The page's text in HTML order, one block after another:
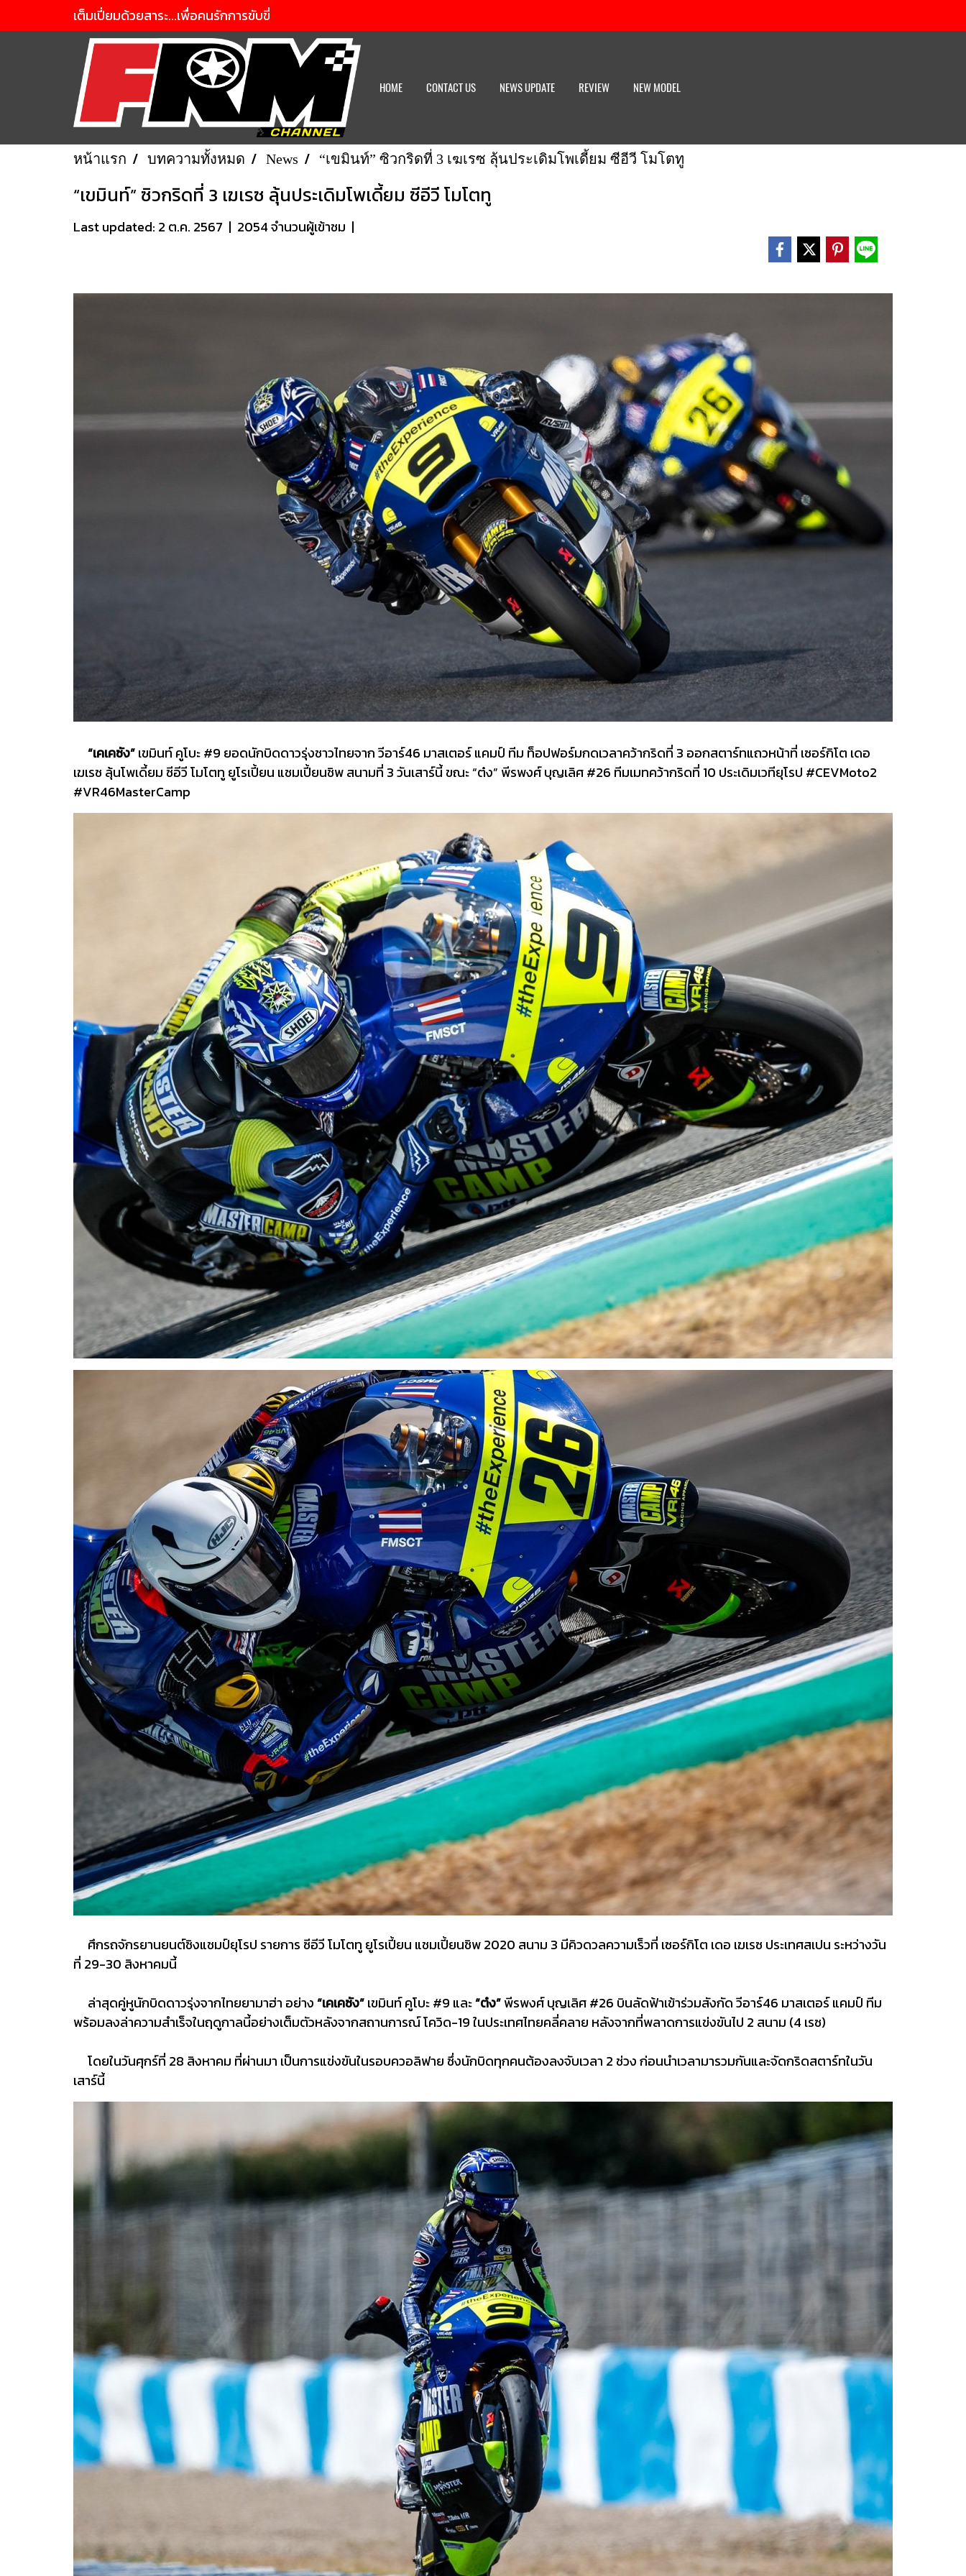
เต็มเปี่ยมด้วยสาระ...เพื่อคนรักการขับขี่
HOME CONTACT US NEWS UPDATE REVIEW NEW MODEL
หน้าแรก บทความทั้งหมด News “เขมินท์” ซิวกริดที่ 3 เฆเรซ ลุ้นประเดิมโพเดี้ยม ซีอีวี โมโตทู
“เขมินท์” ซิวกริดที่ 3 เฆเรซ ลุ้นประเดิมโพเดี้ยม ซีอีวี โมโตทู
Last updated: 2 ต.ค. 2567 | 2054 จำนวนผู้เข้าชม |
“เคเคซัง”เขมินท์ คูโบะ #9 ยอดนักบิดดาวรุ่งชาวไทยจาก วีอาร์46 มาสเตอร์ แคมป์ ทีม ท็อปฟอร์มกดเวลาคว้ากริดที่ 3 ออกสตาร์ทแถวหน้าที่ เซอร์กิโต เดอ
เฆเรซ ลุ้นโพเดี้ยม ซีอีวี โมโตทู ยูโรเปี้ยน แชมเปี้ยนชิพ สนามที่ 3 วันเสาร์นี้ ขณะ “ต๋ง” พีรพงศ์ บุญเลิศ #26 ทีมเมทคว้ากริดที่ 10 ประเดิมเวทียุโรป #CEVMoto2
#VR46MasterCamp
ศึกรถจักรยานยนต์ชิงแชมป์ยุโรป รายการ ซีอีวี โมโตทู ยูโรเปี้ยน แชมเปี้ยนชิพ 2020 สนาม 3 มีคิวดวลความเร็วที่ เซอร์กิโต เดอ เฆเรซ ประเทศสเปน ระหว่างวัน
ที่ 29-30 สิงหาคมนี้
ล่าสุดคู่หูนักบิดดาวรุ่งจากไทยยามาฮ่า อย่าง“เคเคซัง”เขมินท์ คูโบะ #9 และ“ต๋ง”พีรพงศ์ บุญเลิศ #26 บินลัดฟ้าเข้าร่วมสังกัด วีอาร์46 มาสเตอร์ แคมป์ ทีม
พร้อมลงล่าความสำเร็จในฤดูกาลนี้อย่างเต็มตัวหลังจากสถานการณ์ โควิด-19 ในประเทศไทยคลี่คลาย หลังจากที่พลาดการแข่งขันไป 2 สนาม (4 เรซ)
โดยในวันศุกร์ที่ 28 สิงหาคม ที่ผ่านมา เป็นการแข่งขันในรอบควอลิฟาย ซึ่งนักบิดทุกคนต้องลงจับเวลา 2 ช่วง ก่อนนำเวลามารวมกันและจัดกริดสตาร์ทในวัน
เสาร์นี้